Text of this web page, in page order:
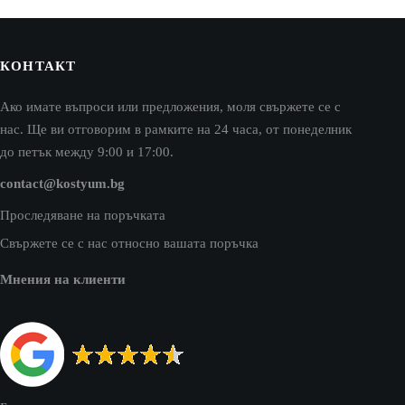
КОНТАКТ
Ако имате въпроси или предложения, моля свържете се с
нас. Ще ви отговорим в рамките на 24 часа, от понеделник
до петък между 9:00 и 17:00.
contact@kostyum.bg
Проследяване на поръчката
Свържете се с нас относно вашата поръчка
Мнения на клиенти